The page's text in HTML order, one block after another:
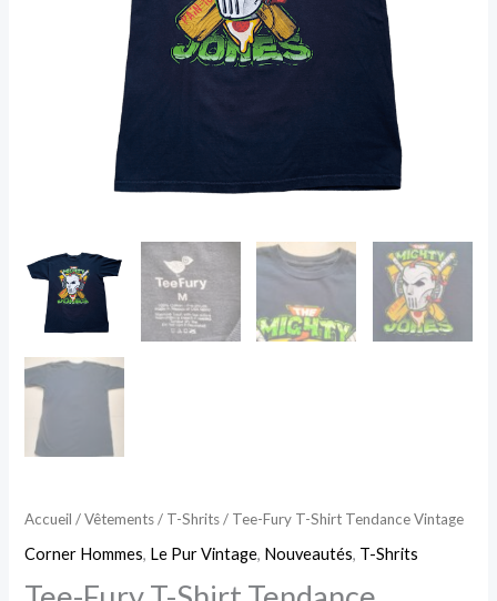
Accueil /Vêtements/ T-Shrits/ Tee-Fury T-Shirt Tendance Vintage
Corner Hommes, Le Pur Vintage, Nouveautés, T-Shrits